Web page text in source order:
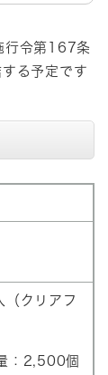
行令第167条
る予定です
（クリアフ
：2,500個